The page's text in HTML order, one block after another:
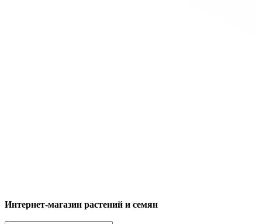
Интернет-магазин растений и семян